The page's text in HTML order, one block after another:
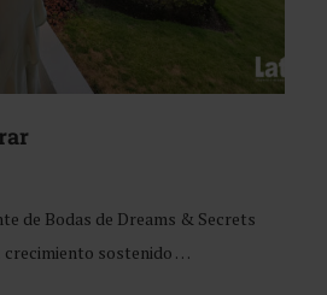
de Bodas de Dreams & Secrets
crecimiento sostenido …